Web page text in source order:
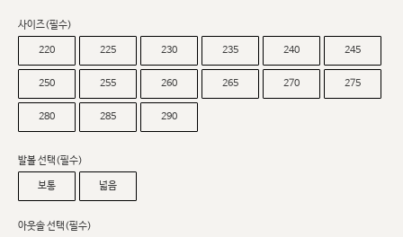
사이즈(필수)
220 225 230 235 240 245
250 255 260 265 270 275
280 285 290
발볼 선택(필수)
보통 넓음
아웃솔 선택(필수)